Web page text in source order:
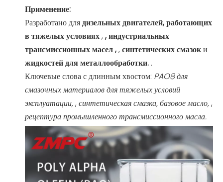
Применение:
Разработано длядизельных двигателей, работающих
в тяжелых условиях, , индустриальных
трансмиссионных масел ,, синтетических смазоки
жидкостей для металлообработки. .
Ключевые слова с длинным хвостом: PAO8 для
смазочных материалов для тяжелых условий
эксплуатации,, синтетическая смазка, базовое масло,,
рецептура промышленного трансмиссионного масла.